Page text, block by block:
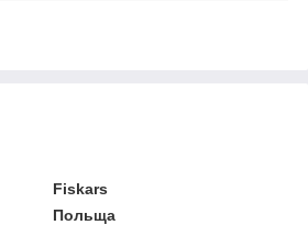
Fiskars
Польща